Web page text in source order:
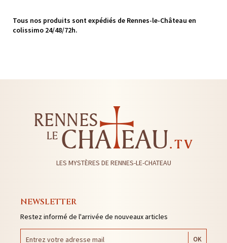
Tous nos produits sont expédiés de Rennes-le-Château en
colissimo 24/48/72h.
LES MYSTÈRES DE RENNES-LE-CHATEAU
NEWSLETTER
Restez informé de l'arrivée de nouveaux articles